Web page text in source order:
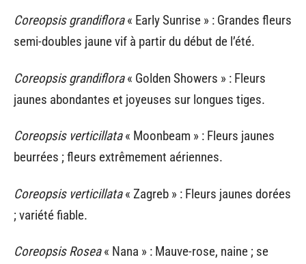
Coreopsis grandiflora« Early Sunrise » : Grandes fleurs
semi-doubles jaune vif à partir du début de l’été.
Coreopsis grandiflora« Golden Showers » : Fleurs
jaunes abondantes et joyeuses sur longues tiges.
Coreopsis verticillata« Moonbeam » : Fleurs jaunes
beurrées ; fleurs extrêmement aériennes.
Coreopsis verticillata« Zagreb » : Fleurs jaunes dorées
; variété fiable.
Coreopsis Rosea« Nana » : Mauve-rose, naine ; se